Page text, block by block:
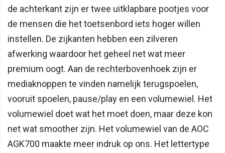
de achterkant zijn er twee uitklapbare pootjes voor
de mensen die het toetsenbord iets hoger willen
instellen. De zijkanten hebben een zilveren
afwerking waardoor het geheel net wat meer
premium oogt. Aan de rechterbovenhoek zijn er
mediaknoppen te vinden namelijk terugspoelen,
vooruit spoelen, pause/play en een volumewiel. Het
volumewiel doet wat het moet doen, maar deze kon
net wat smoother zijn. Het volumewiel van de AOC
AGK700 maakte meer indruk op ons. Het lettertype